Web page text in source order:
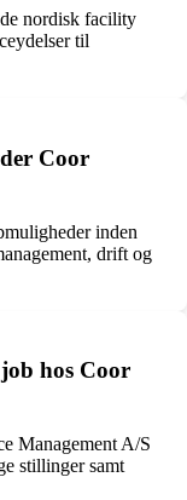
nordisk facility
til
Coor
inden
drift og
hos Coor
Management A/S
stillinger samt